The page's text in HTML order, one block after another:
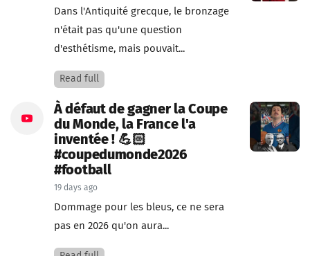
Dans l'Antiquité grecque, le bronzage
n'était pas qu'une question
d'esthétisme, mais pouvait...
Read full
À défaut de gagner la Coupe
du Monde, la France l'a
inventée ! 💪🏻
#coupedumonde2026
#football
19 days ago
Dommage pour les bleus, ce ne sera
pas en 2026 qu'on aura...